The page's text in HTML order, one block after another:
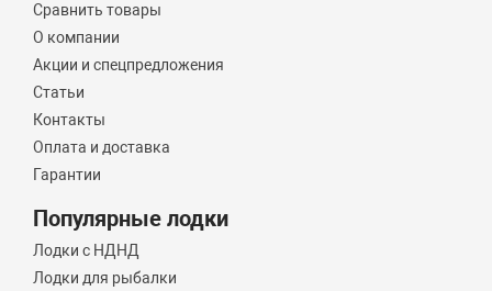
Сравнить товары
О компании
Акции и спецпредложения
Статьи
Контакты
Оплата и доставка
Гарантии
Популярные лодки
Лодки с НДНД
Лодки для рыбалки